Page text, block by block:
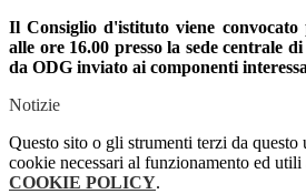
Il Consiglio d'istituto viene convocato
alle ore 16.00 presso la sede centrale
da ODG inviato ai componenti
Notizie
Questo sito o gli strumenti terzi da
cookie necessari al funzionamento ed
COOKIE POLICY.